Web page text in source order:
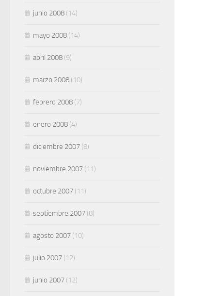
junio 2008 (14)
mayo 2008 (14)
abril 2008 (9)
marzo 2008 (10)
febrero 2008 (7)
enero 2008 (4)
diciembre 2007 (8)
noviembre 2007 (11)
octubre 2007 (11)
septiembre 2007 (8)
agosto 2007 (10)
julio 2007 (12)
junio 2007 (12)